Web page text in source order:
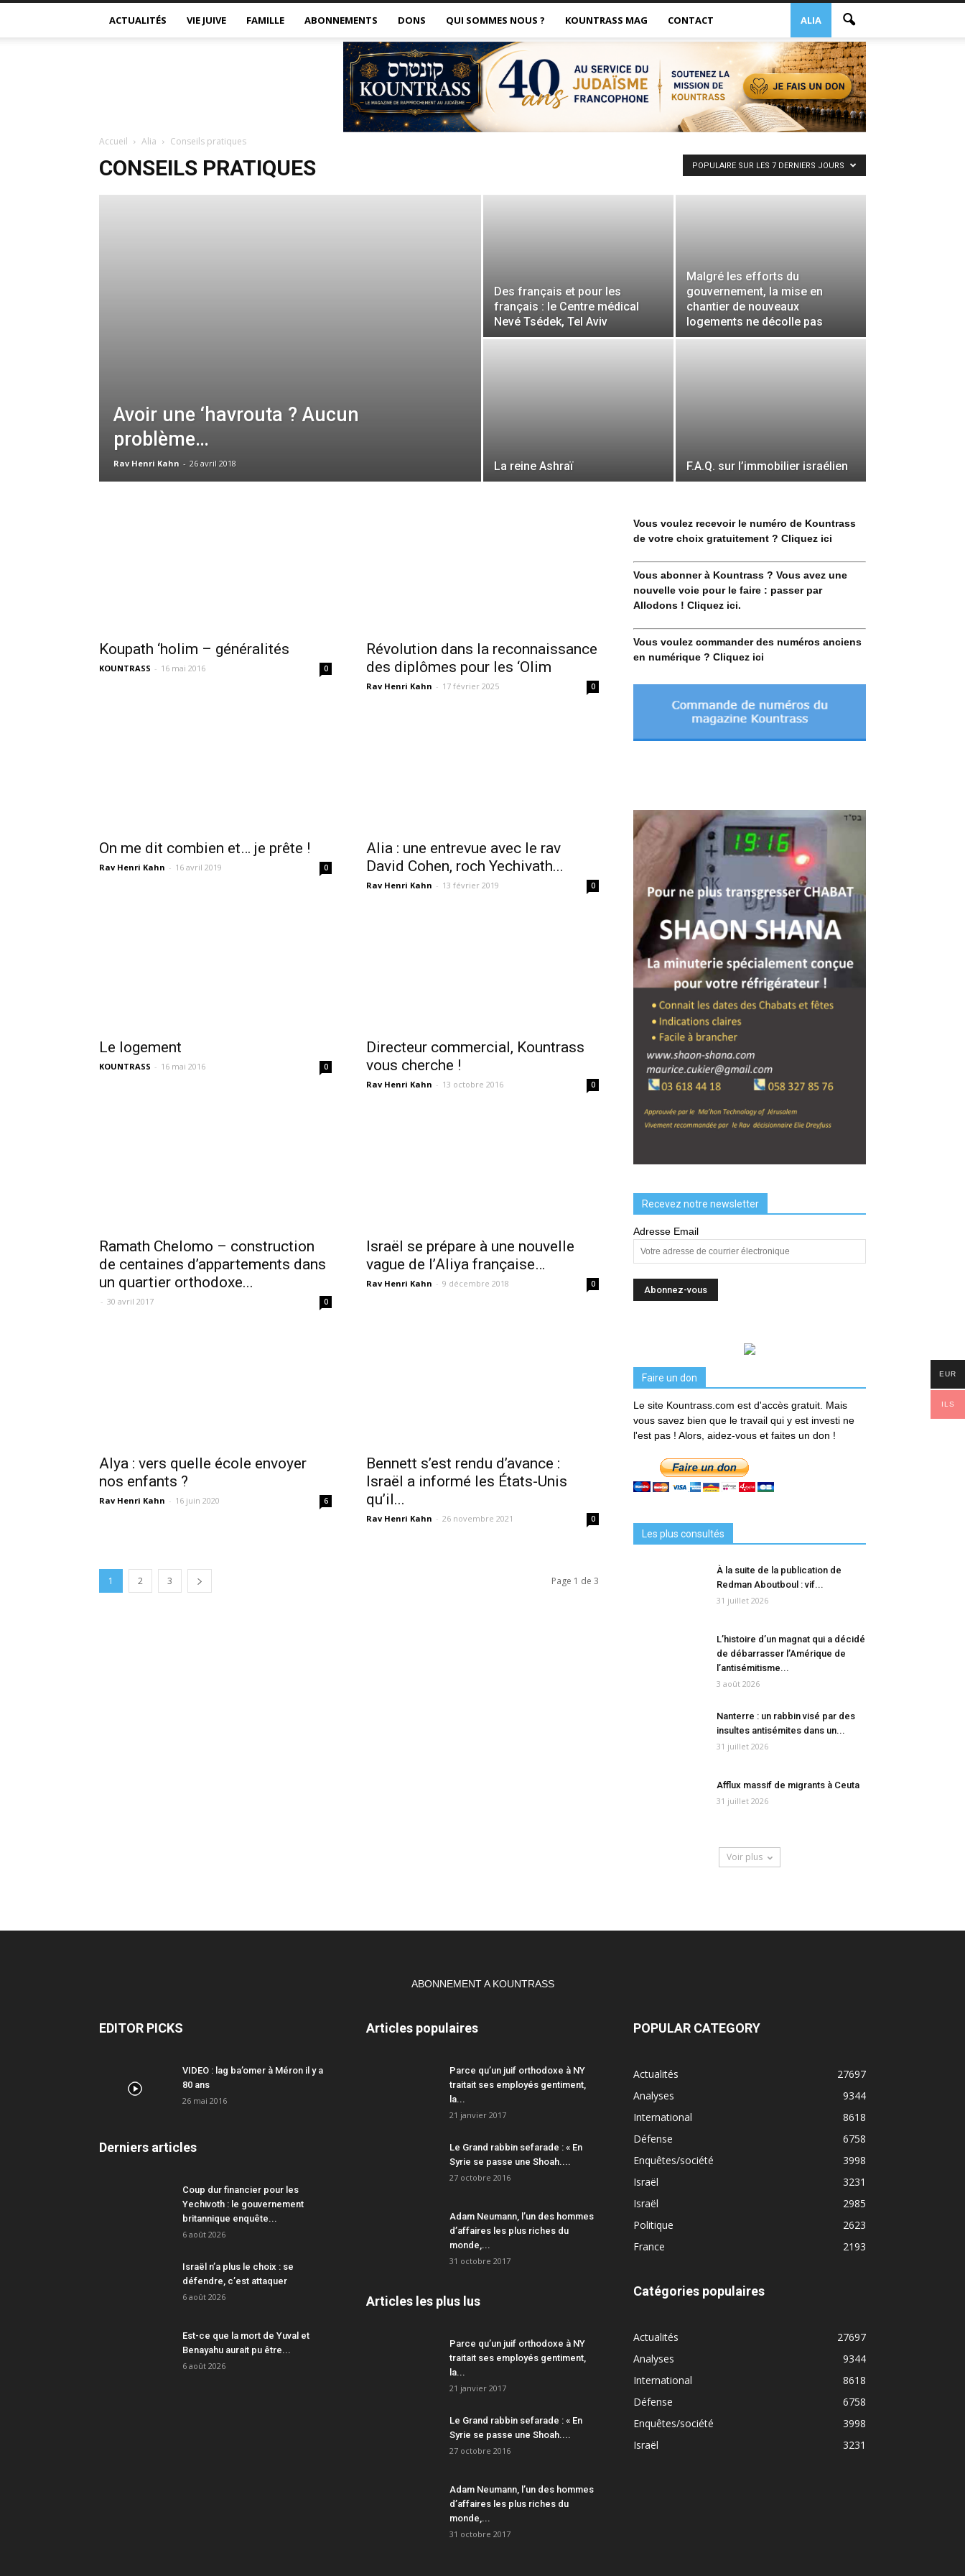
ACTUALITÉS VIE JUIVE FAMILLE ABONNEMENTS DONS ALIA
QUI SOMMES NOUS ? KOUNTRASS MAG CONTACT
Accueil Alia Conseils pratiques
CONSEILS PRATIQUES POPULAIRE SUR LES 7 DERNIERS JOURS
Avoir une ‘havrouta ? Aucun
problème…
Rav Henri Kahn - 26 avril 2018
Des français et pour les
français : le Centre médical
Nevé Tsédek, Tel Aviv
Malgré les efforts du
gouvernement, la mise en
chantier de nouveaux
logements ne décolle pas
La reine Ashraï F.A.Q. sur l’immobilier israélien
Koupath ‘holim – généralités
KOUNTRASS - 16 mai 2016 0
Révolution dans la reconnaissance
des diplômes pour les ‘Olim
Rav Henri Kahn - 17 février 2025 0
On me dit combien et… je prête !
Rav Henri Kahn - 16 avril 2019 0
Alia : une entrevue avec le rav
David Cohen, roch Yechivath...
Rav Henri Kahn - 13 février 2019 0
Le logement
KOUNTRASS - 16 mai 2016 0
Directeur commercial, Kountrass
vous cherche !
Rav Henri Kahn - 13 octobre 2016 0
Ramath Chelomo – construction
de centaines d’appartements dans
un quartier orthodoxe...
- 30 avril 2017 0
Israël se prépare à une nouvelle
vague de l’Aliya française…
Rav Henri Kahn - 9 décembre 2018 0
Alya : vers quelle école envoyer
nos enfants ?
Rav Henri Kahn - 16 juin 2020 6
Bennett s’est rendu d’avance :
Israël a informé les États-Unis
qu’il...
Rav Henri Kahn - 26 novembre 2021 0
1 2 3 Page 1 de 3
Vous voulez recevoir le numéro de Kountrass
de votre choix gratuitement ? Cliquez ici
Vous abonner à Kountrass ? Vous avez une
nouvelle voie pour le faire : passer par
Allodons ! Cliquez ici.
Vous voulez commander des numéros anciens
en numérique ? Cliquez ici
Recevez notre newsletter
Adresse Email
Faire un don
Le site Kountrass.com est d'accès gratuit. Mais
vous savez bien que le travail qui y est investi ne
l'est pas ! Alors, aidez-vous et faites un don !
Les plus consultés
À la suite de la publication de
Redman Aboutboul : vif...
31 juillet 2026
L’histoire d’un magnat qui a décidé
de débarrasser l’Amérique de
l’antisémitisme...
3 août 2026
Nanterre : un rabbin visé par des
insultes antisémites dans un...
31 juillet 2026
Afflux massif de migrants à Ceuta
31 juillet 2026
Voir plus
ABONNEMENT A KOUNTRASS
EDITOR PICKS
VIDEO : lag ba’omer à Méron il y a
80 ans
26 mai 2016
Derniers articles
Coup dur financier pour les
Yechivoth : le gouvernement
britannique enquête...
6 août 2026
Israël n’a plus le choix : se
défendre, c’est attaquer
6 août 2026
Est-ce que la mort de Yuval et
Benayahu aurait pu être...
6 août 2026
Articles populaires
Parce qu’un juif orthodoxe à NY
traitait ses employés gentiment,
la...
21 janvier 2017
Le Grand rabbin sefarade : « En
Syrie se passe une Shoah....
27 octobre 2016
Adam Neumann, l’un des hommes
d’affaires les plus riches du
monde,...
31 octobre 2017
Articles les plus lus
Parce qu’un juif orthodoxe à NY
traitait ses employés gentiment,
la...
21 janvier 2017
Le Grand rabbin sefarade : « En
Syrie se passe une Shoah....
27 octobre 2016
Adam Neumann, l’un des hommes
d’affaires les plus riches du
monde,...
31 octobre 2017
POPULAR CATEGORY
Actualités
27697
Analyses
9344
International
8618
Défense
6758
Enquêtes/société
3998
Israël
3231
Israël
2985
Politique
2623
France
2193
Catégories populaires
Actualités
27697
Analyses
9344
International
8618
Défense
6758
Enquêtes/société
3998
Israël
3231
EUR
ILS